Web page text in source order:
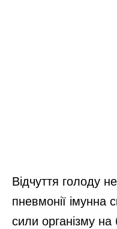
Відчуття голоду
пневмонії імунна
сили організму